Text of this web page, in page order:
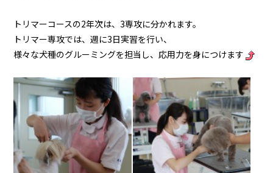
トリマーコースの2年次は、3専攻に分かれます。
トリマー専攻では、週に3日実習を行い、
様々な犬種のグルーミングを担当し、応用力を身につけます